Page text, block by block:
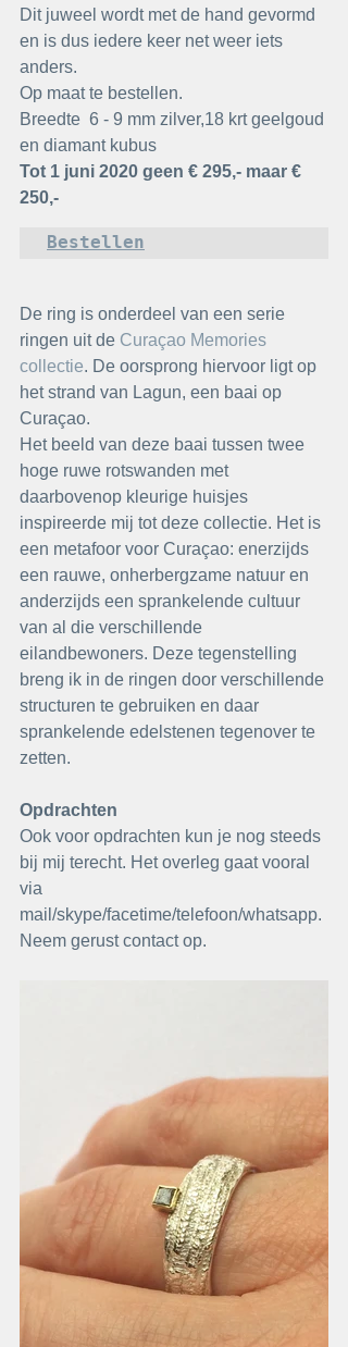
Dit juweel wordt met de hand gevormd
en is dus iedere keer net weer iets
anders.
Op maat te bestellen.
Breedte  6 - 9 mm zilver,18 krt geelgoud
en diamant kubus
Tot 1 juni 2020 geen € 295,- maar €
250,-
Bestellen
De ring is onderdeel van een serie
ringen uit de Curaçao Memories
collectie. De oorsprong hiervoor ligt op
het strand van Lagun, een baai op
Curaçao.
Het beeld van deze baai tussen twee
hoge ruwe rotswanden met
daarbovenop kleurige huisjes
inspireerde mij tot deze collectie. Het is
een metafoor voor Curaçao: enerzijds
een rauwe, onherbergzame natuur en
anderzijds een sprankelende cultuur
van al die verschillende
eilandbewoners. Deze tegenstelling
breng ik in de ringen door verschillende
structuren te gebruiken en daar
sprankelende edelstenen tegenover te
zetten.
Opdrachten
Ook voor opdrachten kun je nog steeds
bij mij terecht. Het overleg gaat vooral
via
mail/skype/facetime/telefoon/whatsapp.
Neem gerust contact op.